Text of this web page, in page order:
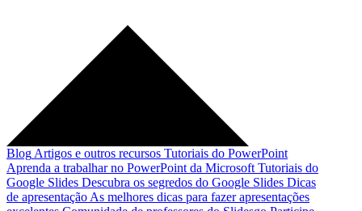
Blog Artigos e outros recursos Tutoriais do PowerPoint
Aprenda a trabalhar no PowerPoint da Microsoft Tutoriais do
Google Slides Descubra os segredos do Google Slides Dicas
de apresentação As melhores dicas para fazer apresentações